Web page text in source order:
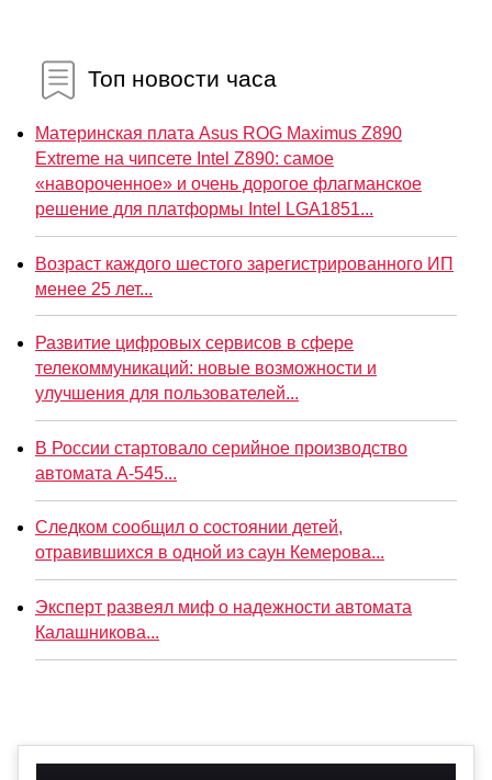
Топ новости часа
Материнская плата Asus ROG Maximus Z890
Extreme на чипсете Intel Z890: самое
«навороченное» и очень дорогое флагманское
решение для платформы Intel LGA1851...
Возраст каждого шестого зарегистрированного ИП
менее 25 лет...
Развитие цифровых сервисов в сфере
телекоммуникаций: новые возможности и
улучшения для пользователей...
В России стартовало серийное производство
автомата А-545...
Следком сообщил о состоянии детей,
отравившихся в одной из саун Кемерова...
Эксперт развеял миф о надежности автомата
Калашникова...